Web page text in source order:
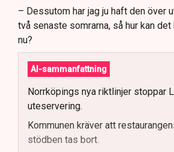
– Dessutom har jag ju haft den över
två senaste somrarna, så hur kan
nu?
AI-sammanfattning
Norrköpings nya riktlinjer stoppar
uteservering.
Kommunen kräver att
stödben tas bort.